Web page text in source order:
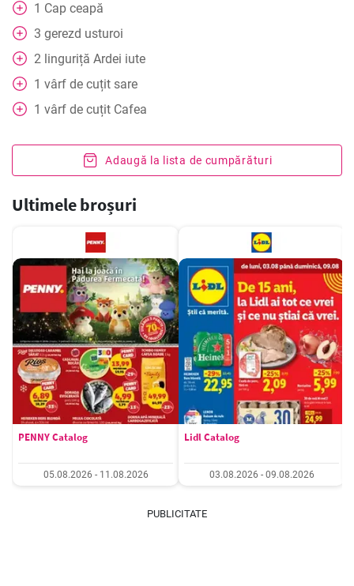
1 Cap ceapă
3 gerezd usturoi
2 linguriță Ardei iute
1 vârf de cuțit sare
1 vârf de cuțit Cafea
Adaugă la lista de cumpărături
Ultimele broșuri
PENNY Catalog
05.08.2026 - 11.08.2026
Lidl Catalog
03.08.2026 - 09.08.2026
PUBLICITATE